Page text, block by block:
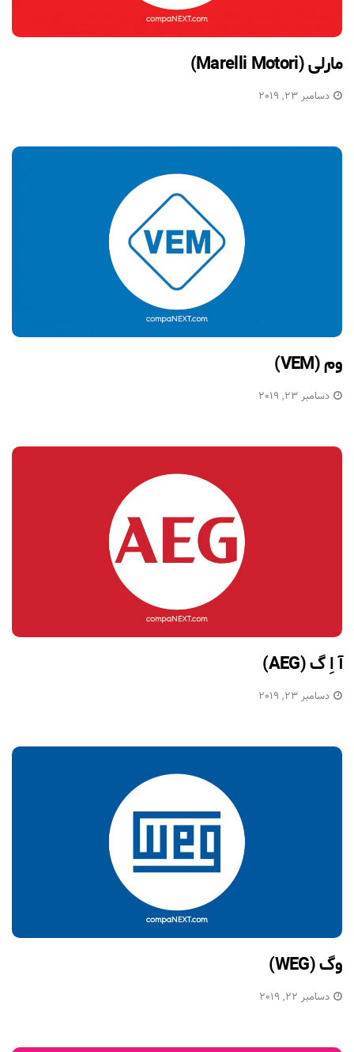
مارلی (Marelli Motori)
دسامبر 23, 2019
وم (VEM)
دسامبر 23, 2019
آ اِ گ (AEG)
دسامبر 23, 2019
وگ (WEG)
دسامبر 22, 2019